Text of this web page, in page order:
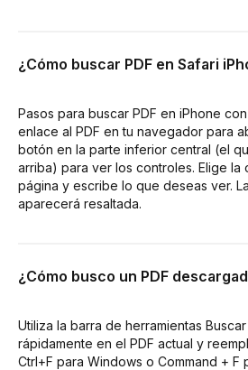
¿Cómo buscar PDF en Safari
Pasos para buscar PDF en iPhone
enlace al PDF en tu navegador para
botón en la parte inferior central (el
arriba) para ver los controles. Elige la
página y escribe lo que deseas ver.
aparecerá resaltada.
¿Cómo busco un PDF
Utiliza la barra de herramientas
rápidamente en el PDF actual y
Ctrl+F para Windows o Command + F